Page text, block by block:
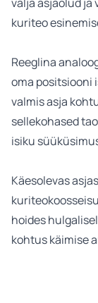
kuriteo
Reeglina
oma positsiooni
valmis asja
sellekohased
isiku
Käesolevas
hoides
kohtus käimise